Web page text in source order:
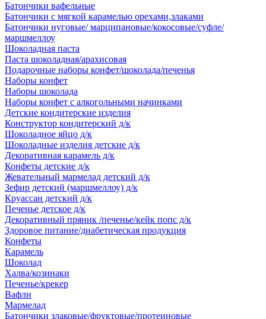
Батончики вафельные
Батончики с мягкой карамелью орехами,злаками
Батончики нуговые/ марципановые/кокосовые/суфле/
маршмеллоу
Шоколадная паста
Паста шоколадная/арахисовая
Подарочные наборы конфет/шоколада/печенья
Наборы конфет
Наборы шоколада
Наборы конфет с алкогольными начинками
Детские кондитерские изделия
Конструктор кондитерский д/к
Шоколадное яйцо д/к
Шоколадные изделия детские д/к
Декоративная карамель д/к
Конфеты детские д/к
Жевательный мармелад детский д/к
Зефир детский (маршмеллоу) д/к
Круассан детский д/к
Печенье детское д/к
Декоративный пряник /печенье/кейк попс д/к
Здоровое питание/диабетическая продукция
Конфеты
Карамель
Шоколад
Халва/козинаки
Печенье/крекер
Вафли
Мармелад
Батончики злаковые/фруктовые/протеиновые